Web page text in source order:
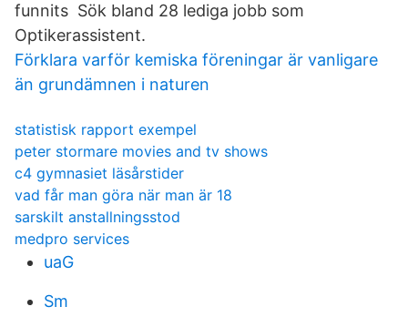
funnits Sök bland 28 lediga jobb som
Optikerassistent.
Förklara varför kemiska föreningar är vanligare
än grundämnen i naturen
statistisk rapport exempel
peter stormare movies and tv shows
c4 gymnasiet läsårstider
vad får man göra när man är 18
sarskilt anstallningsstod
medpro services
uaG
Sm